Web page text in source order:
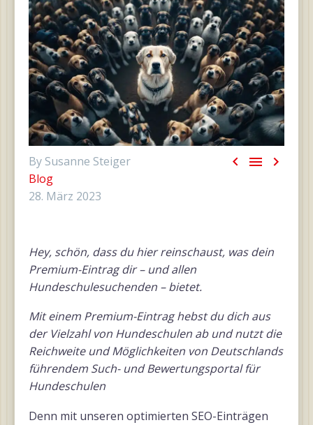
  
By Susanne Steiger
Blog
28. März 2023
Hey, schön, dass du hier reinschaust, was dein
Premium-Eintrag dir – und allen
Hundeschulesuchenden – bietet.
Mit einem Premium-Eintrag hebst du dich aus
der Vielzahl von Hundeschulen ab und nutzt die
Reichweite und Möglichkeiten von Deutschlands
führendem Such- und Bewertungsportal für
Hundeschulen
Denn mit unseren optimierten SEO-Einträgen